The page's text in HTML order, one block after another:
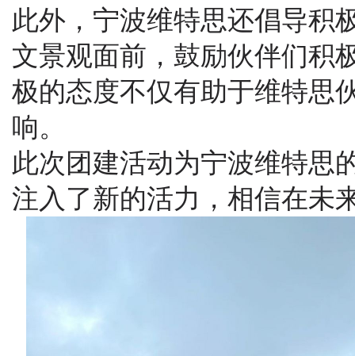
此外 ，宁波维特思还倡导积
文景观面前 ， 鼓励伙伴们积
极的态度不仅有助于维特思
响。
此次 团建活动为宁波维特思
注入 了新的活力 ， 相信在未